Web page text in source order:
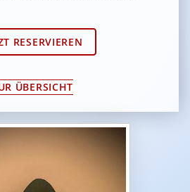
RESERVIEREN
ÜBERSICHT